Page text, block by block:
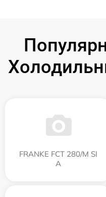
FRANKE FCT 280/M SI
A